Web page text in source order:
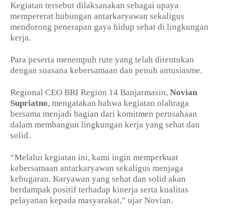
Kegiatan tersebut dilaksanakan sebagai upaya
mempererat hubungan antarkaryawan sekaligus
mendorong penerapan gaya hidup sehat di lingkungan
kerja.
Para peserta menempuh rute yang telah ditentukan
dengan suasana kebersamaan dan penuh antusiasme.
Regional CEO BRI Region 14 Banjarmasin, Novian
Supriatno, mengatakan bahwa kegiatan olahraga
bersama menjadi bagian dari komitmen perusahaan
dalam membangun lingkungan kerja yang sehat dan
solid.
“Melalui kegiatan ini, kami ingin memperkuat
kebersamaan antarkaryawan sekaligus menjaga
kebugaran. Karyawan yang sehat dan solid akan
berdampak positif terhadap kinerja serta kualitas
pelayanan kepada masyarakat,” ujar Novian.